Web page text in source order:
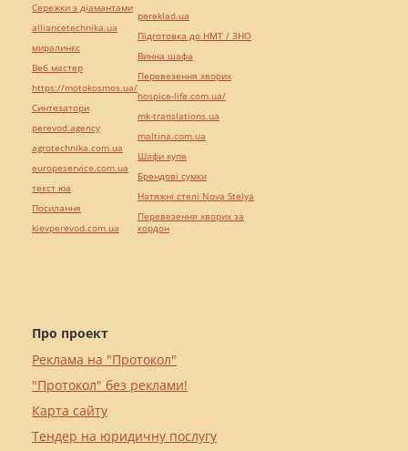
Про проект
Реклама на "Протокол"
"Протокол" без реклами!
Карта сайту
Тендер на юридичну послугу
Сережки з діамантами
alliancetechnika.ua
миралинкс
Веб мастер
https://motokosmos.ua/
Синтезатори
perevod.agency
agrotechnika.com.ua
europeservice.com.ua
текст юа
Посилання
kievperevod.com.ua
pereklad.ua
Підготовка до НМТ / ЗНО
Винна шафа
Перевезення хворих
hospice-life.com.ua/
mk-translations.ua
maltina.com.ua
Шафи купе
Брендові сумки
Натяжні стелі Nova Stelya
Перевезення хворих за
кордон